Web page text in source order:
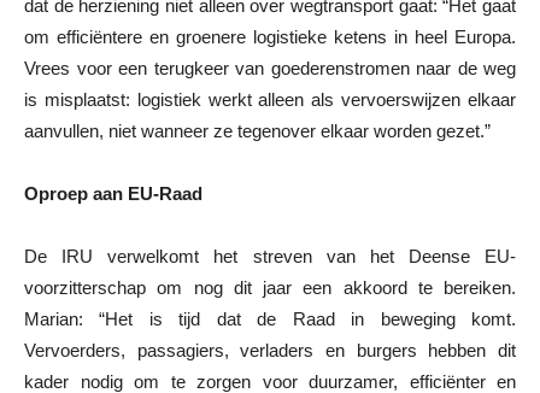
dat de herziening niet alleen over wegtransport gaat: “Het gaat
om efficiëntere en groenere logistieke ketens in heel Europa.
Vrees voor een terugkeer van goederenstromen naar de weg
is misplaatst: logistiek werkt alleen als vervoerswijzen elkaar
aanvullen, niet wanneer ze tegenover elkaar worden gezet.”
Oproep aan EU-Raad
De IRU verwelkomt het streven van het Deense EU-
voorzitterschap om nog dit jaar een akkoord te bereiken.
Marian: “Het is tijd dat de Raad in beweging komt.
Vervoerders, passagiers, verladers en burgers hebben dit
kader nodig om te zorgen voor duurzamer, efficiënter en